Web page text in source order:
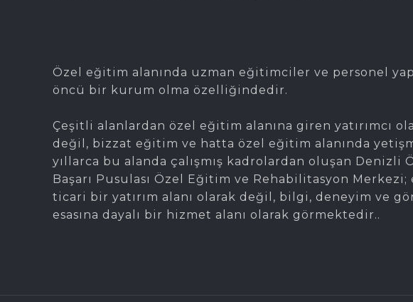
Özel eğitim alanında uzman eğitimciler ve personel
öncü bir kurum olma özelliğindedir.
Çeşitli alanlardan özel eğitim alanına giren yatırımcı
değil, bizzat eğitim ve hatta özel eğitim alanında
yıllarca bu alanda çalışmış kadrolardan oluşan Denizli
Başarı Pusulası Özel Eğitim ve Rehabilitasyon
ticari bir yatırım alanı olarak değil, bilgi, deneyim ve
esasına dayalı bir hizmet alanı olarak görmektedir..